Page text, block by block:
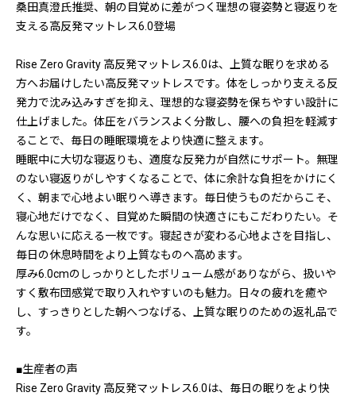
桑田真澄氏推奨、朝の目覚めに差がつく理想の寝姿勢と寝返りを
支える高反発マットレス6.0登場
Rise Zero Gravity 高反発マットレス6.0は、上質な眠りを求める
方へお届けしたい高反発マットレスです。体をしっかり支える反
発力で沈み込みすぎを抑え、理想的な寝姿勢を保ちやすい設計に
仕上げました。体圧をバランスよく分散し、腰への負担を軽減す
ることで、毎日の睡眠環境をより快適に整えます。
睡眠中に大切な寝返りも、適度な反発力が自然にサポート。無理
のない寝返りがしやすくなることで、体に余計な負担をかけにく
く、朝まで心地よい眠りへ導きます。毎日使うものだからこそ、
寝心地だけでなく、目覚めた瞬間の快適さにもこだわりたい。そ
んな思いに応える一枚です。寝起きが変わる心地よさを目指し、
毎日の休息時間をより上質なものへ高めます。
厚み6.0cmのしっかりとしたボリューム感がありながら、扱いや
すく敷布団感覚で取り入れやすいのも魅力。日々の疲れを癒や
し、すっきりとした朝へつなげる、上質な眠りのための返礼品で
す。
■生産者の声
Rise Zero Gravity 高反発マットレス6.0は、毎日の眠りをより快